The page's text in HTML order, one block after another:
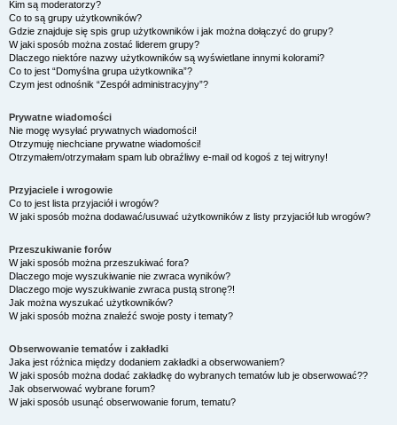
Kim są moderatorzy?
Co to są grupy użytkowników?
Gdzie znajduje się spis grup użytkowników i jak można dołączyć do grupy?
W jaki sposób można zostać liderem grupy?
Dlaczego niektóre nazwy użytkowników są wyświetlane innymi kolorami?
Co to jest “Domyślna grupa użytkownika”?
Czym jest odnośnik “Zespół administracyjny”?
Prywatne wiadomości
Nie mogę wysyłać prywatnych wiadomości!
Otrzymuję niechciane prywatne wiadomości!
Otrzymałem/otrzymałam spam lub obraźliwy e-mail od kogoś z tej witryny!
Przyjaciele i wrogowie
Co to jest lista przyjaciół i wrogów?
W jaki sposób można dodawać/usuwać użytkowników z listy przyjaciół lub wrogów?
Przeszukiwanie forów
W jaki sposób można przeszukiwać fora?
Dlaczego moje wyszukiwanie nie zwraca wyników?
Dlaczego moje wyszukiwanie zwraca pustą stronę?!
Jak można wyszukać użytkowników?
W jaki sposób można znaleźć swoje posty i tematy?
Obserwowanie tematów i zakładki
Jaka jest różnica między dodaniem zakładki a obserwowaniem?
W jaki sposób można dodać zakładkę do wybranych tematów lub je obserwować??
Jak obserwować wybrane forum?
W jaki sposób usunąć obserwowanie forum, tematu?